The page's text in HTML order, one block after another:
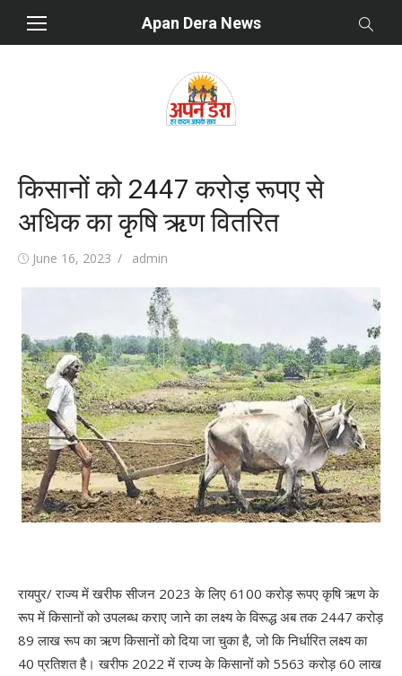
Apan Dera News
किसानों को 2447 करोड़ रूपए से
अधिक का कृषि ऋण वितरित
Posted
June 16, 2023 Author
admin
रायपुर/ राज्य में खरीफ सीजन 2023 के लिए 6100 करोड़ रूपए कृषि ऋण के
रूप में किसानों को उपलब्ध कराए जाने का लक्ष्य के विरूद्ध अब तक 2447 करोड़
89 लाख रूप का ऋण किसानों को दिया जा चुका है, जो कि निर्धारित लक्ष्य का
40 प्रतिशत है। खरीफ 2022 में राज्य के किसानों को 5563 करोड़ 60 लाख